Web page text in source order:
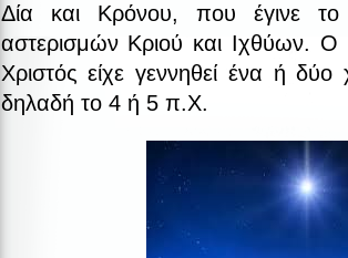
Δία και Κρόνου, που έγινε
αστερισμών Κριού και Ιχθύων. Ο
Χριστός είχε γεννηθεί ένα ή
δηλαδή το 4 ή 5 π.Χ.